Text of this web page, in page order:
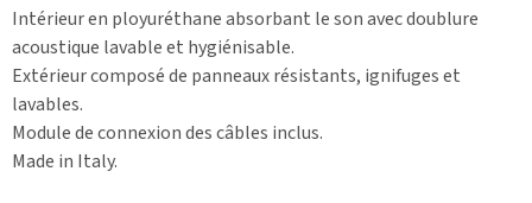
Intérieur en ployuréthane absorbant le son avec doublure
acoustique lavable et hygiénisable.
Extérieur composé de panneaux résistants, ignifuges et
lavables.
Module de connexion des câbles inclus.
Made in Italy.